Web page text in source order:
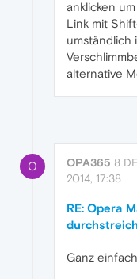
anklicken
Link mit
umständlich
alternative
O OPA365 8
2014, 17:38
RE: Opera
Ganz